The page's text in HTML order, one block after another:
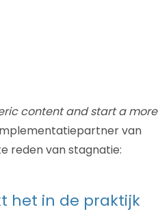
content and start a more
van
reden van stagnatie:
het in de praktijk